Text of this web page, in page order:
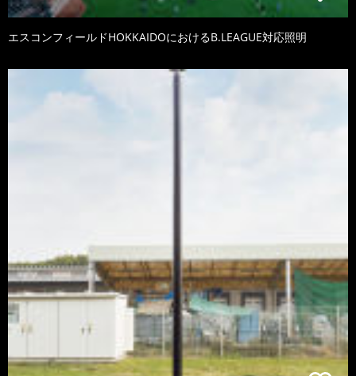
エスコンフィールドHOKKAIDOにおけるB.LEAGUE対応照明